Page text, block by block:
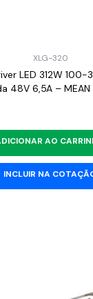
XLG-320
LED 312W 100-
48V 6,5A – MEAN
AO
INCLUIR NA